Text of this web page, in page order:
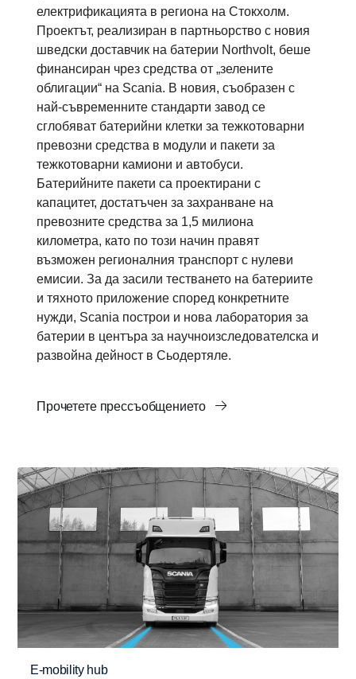
електрификацията в региона на Стокхолм.
Проектът, реализиран в партньорство с новия
шведски доставчик на батерии Northvolt, беше
финансиран чрез средства от „зелените
облигации“ на Scania. В новия, съобразен с
най-съвременните стандарти завод се
сглобяват батерийни клетки за тежкотоварни
превозни средства в модули и пакети за
тежкотоварни камиони и автобуси.
Батерийните пакети са проектирани с
капацитет, достатъчен за захранване на
превозните средства за 1,5 милиона
километра, като по този начин правят
възможен регионалния транспорт с нулеви
емисии. За да засили тестването на батериите
и тяхното приложение според конкретните
нужди, Scania построи и нова лаборатория за
батерии в центъра за научноизследователска и
развойна дейност в Сьодертяле.
Прочетете прессъобщението
E-mobility hub